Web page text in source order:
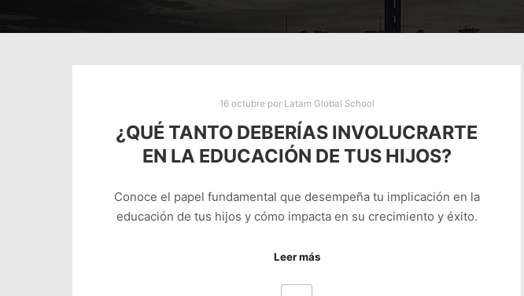
16 octubre por Latam Global School
¿QUÉ TANTO DEBERÍAS INVOLUCRARTE
EN LA EDUCACIÓN DE TUS HIJOS?
Conoce el papel fundamental que desempeña tu implicación en la
educación de tus hijos y cómo impacta en su crecimiento y éxito.
Leer más